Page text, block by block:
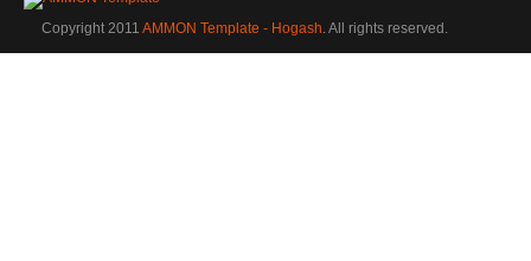
Copyright 2011 AMMON Template - Hogash. All rights reserved.